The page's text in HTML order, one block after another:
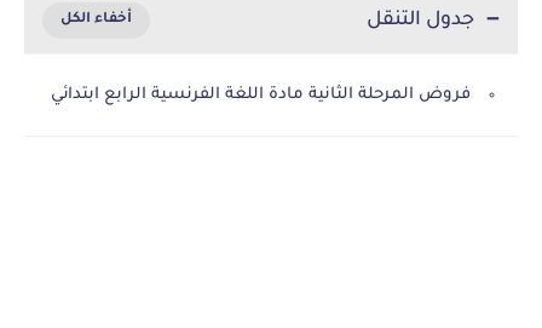
جدول التنقل
فروض المرحلة الثانية مادة اللغة الفرنسية الرابع ابتدائي